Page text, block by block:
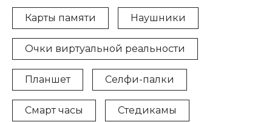
Карты памяти Наушники
Очки виртуальной реальности
Планшет Селфи-палки
Смарт часы Стедикамы